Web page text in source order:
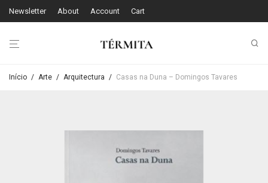
Newsletter About Account Cart
Início / Arte / Arquitectura / Casas na Duna – Domingos Tavares